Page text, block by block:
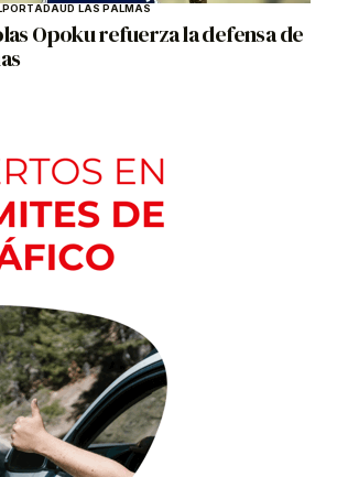
PORTADAUD LAS PALMAS
Opoku refuerza la defensa de